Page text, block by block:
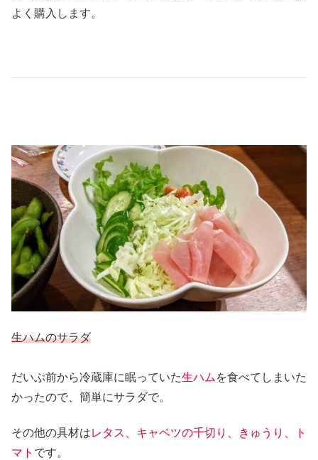
よく購入します。
生ハムのサラダ
だいぶ前から冷蔵庫に眠っていた生ハム を食べてしまいた
かったので、簡単にサラダで。
その他の具材はレタス、キャベツの千切り、きゅうり、ト
マト です。